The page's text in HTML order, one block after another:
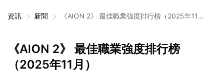
資訊 新聞
《AION 2》 最佳職業強度排行榜（2025年11
《AION 2》 最佳職業強度排行榜
（2025年11月）